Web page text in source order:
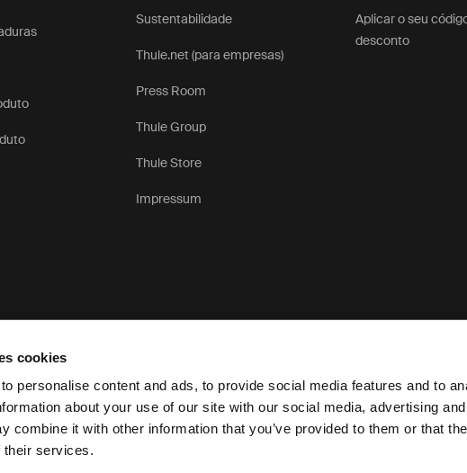
cookies
personalise content and ads, to provide social media features and to
about your use of our site with our social media, advertising
combine it with other information that you’ve provided to them or that
services.
Sustentabilidade
Thule.net (para empresas)
Press Room
Thule Group
Thule Store
Impressum
Aplicar o seu
desconto
Aviso de Privacidade